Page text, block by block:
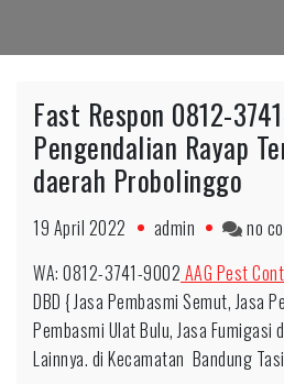
Fast Respon 0812-
Pengendalian Rayap
daerah Probolinggo
19 April 2022 admin no
WA: 0812-3741-9002 AAG Pest
DBD { Jasa Pembasmi Semut, Jasa
Pembasmi Ulat Bulu, Jasa Fumigasi
Lainnya. di Kecamatan Bandung